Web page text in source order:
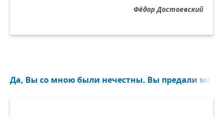
Фёдор Достоевский
Да, Вы со мною были нечестны. Вы предали